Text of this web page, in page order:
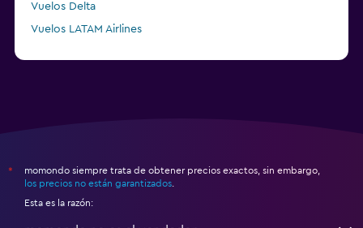
Vuelos Delta
Vuelos LATAM Airlines
*
momondo siempre trata de obtener precios exactos, sin embargo,
los precios no están garantizados
Esta es la razón: